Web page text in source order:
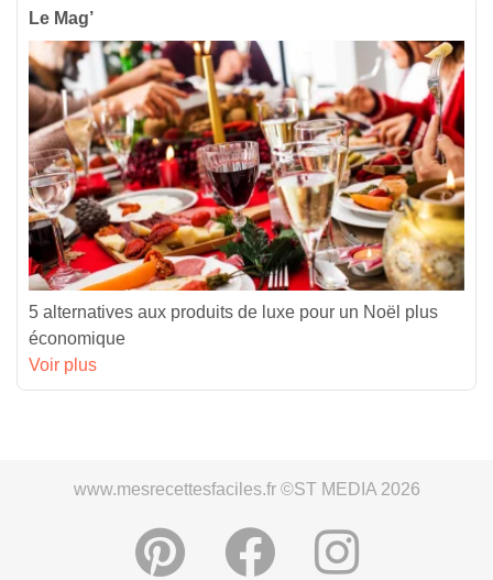
Le Mag’
5 alternatives aux produits de luxe pour un Noël plus
économique
Voir plus
www.mesrecettesfaciles.fr ©ST MEDIA 2026